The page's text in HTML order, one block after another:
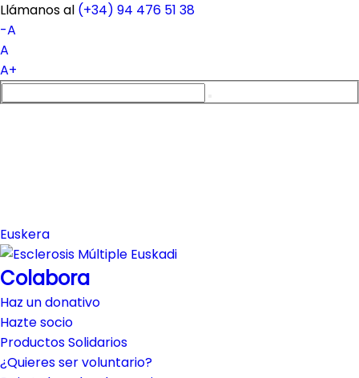
Llámanos al (+34) 94 476 51 38
-A
A
A+
Euskera
Colabora
Haz un donativo
Hazte socio
Productos Solidarios
¿Quieres ser voluntario?